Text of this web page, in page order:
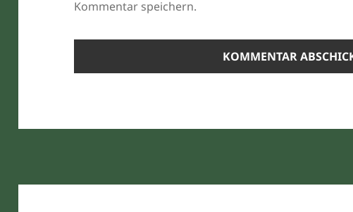
Kommentar speichern.